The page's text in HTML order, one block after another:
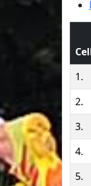
1.
2.
3.
4.
5.